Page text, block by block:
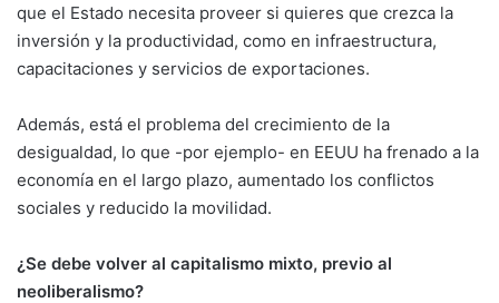
que el Estado necesita proveer si quieres que crezca la
inversión y la productividad, como en infraestructura,
capacitaciones y servicios de exportaciones.
Además, está el problema del crecimiento de la
desigualdad, lo que -por ejemplo- en EEUU ha frenado a la
economía en el largo plazo, aumentado los conflictos
sociales y reducido la movilidad.
¿Se debe volver al capitalismo mixto, previo al
neoliberalismo?